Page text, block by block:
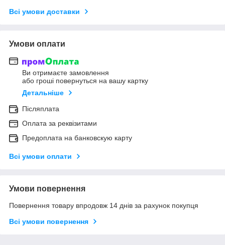
Всі умови доставки
Умови оплати
Ви отримаєте замовлення
або гроші повернуться на вашу картку
Детальніше
Післяплата
Оплата за реквізитами
Предоплата на банковскую карту
Всі умови оплати
Умови повернення
Повернення товару впродовж 14 днів за рахунок покупця
Всі умови повернення